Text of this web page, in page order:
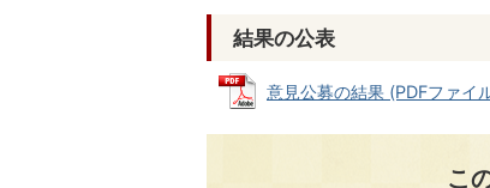
結果の公表
意見公募の結果 (PDFファイ
こ